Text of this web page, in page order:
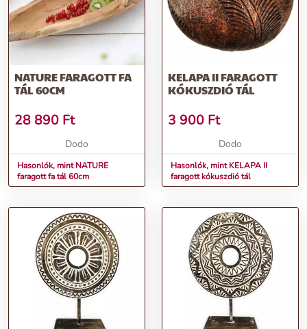
NATURE FARAGOTT FA
TÁL 60CM
28 890 Ft
Dodo
Hasonlók, mint NATURE
faragott fa tál 60cm
KELAPA II FARAGOTT
KÓKUSZDIÓ TÁL
3 900 Ft
Dodo
Hasonlók, mint KELAPA II
faragott kókuszdió tál